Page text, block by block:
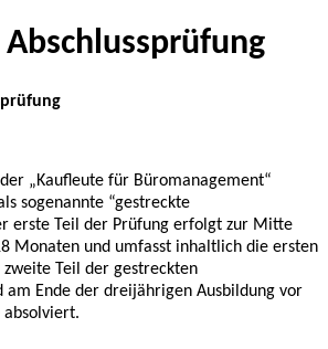
„Kaufleute für Büromanagement“
sogenannte “gestreckte
erste Teil der Prüfung erfolgt zur Mitte
Monaten und umfasst inhaltlich die ersten
Teil der gestreckten
am Ende der dreijährigen Ausbildung vor
absolviert.